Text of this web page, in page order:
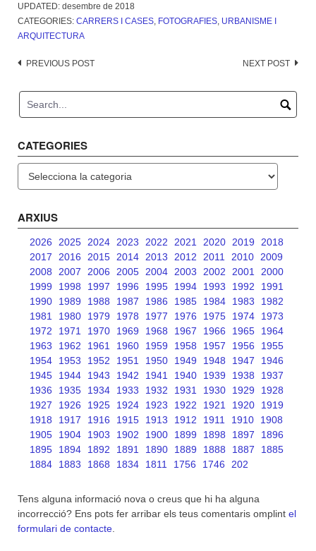
UPDATED: desembre de 2018
CATEGORIES: CARRERS I CASES, FOTOGRAFIES, URBANISME I
ARQUITECTURA
Post
PREVIOUS POST NEXT POST
CATEGORIES
ARXIUS
2026 2025 2024 2023 2022 2021 2020 2019
2018
2017
2016 2015 2014 2013 2012 2011 2010
2009
2008
2007 2006 2005 2004 2003 2002 2001
2000
1999
1998 1997 1996 1995 1994 1993 1992
1991
1990
1989 1988 1987 1986 1985 1984 1983
1982
1981
1980 1979 1978 1977 1976 1975 1974
1973
1972
1971 1970 1969 1968 1967 1966 1965
1964
1963
1962 1961 1960 1959 1958 1957 1956
1955
1954
1953 1952 1951 1950 1949 1948 1947
1946
1945
1944 1943 1942 1941 1940 1939 1938
1937
1936
1935 1934 1933 1932 1931 1930 1929
1928
1927
1926 1925 1924 1923 1922 1921 1920
1919
1918
1917 1916 1915 1913 1912 1911 1910
1908
1905
1904 1903 1902 1900 1899 1898 1897
1896
1895
1894 1892 1891 1890 1889 1888 1887
1885
1884
1883 1868 1834 1811 1756 1746 202
Tens alguna informació nova o creus que hi ha alguna
incorrecció? Ens pots fer arribar els teus comentaris omplint el
formulari de contacte